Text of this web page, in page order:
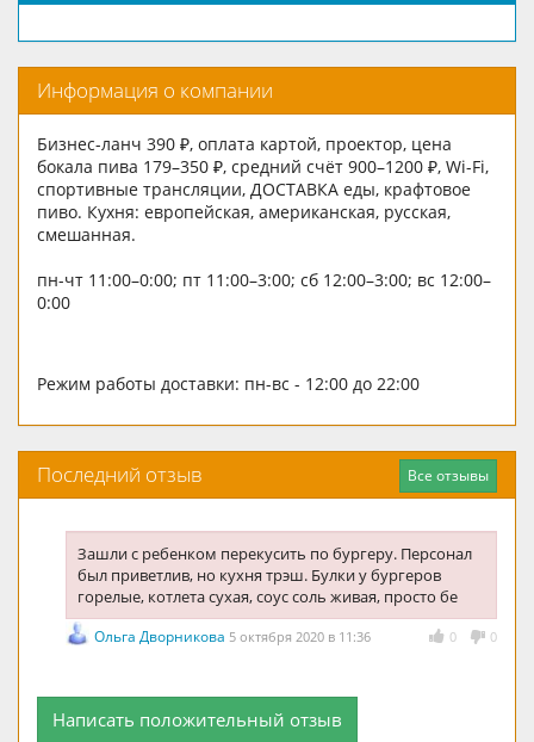
Информация о компании
Бизнес-ланч 390 ₽, оплата картой, проектор, цена
бокала пива 179–350 ₽, средний счёт 900–1200 ₽, Wi-Fi,
спортивные трансляции, ДОСТАВКА еды, крафтовое
пиво. Кухня: европейская, американская, русская,
смешанная.
пн-чт 11:00–0:00; пт 11:00–3:00; сб 12:00–3:00; вс 12:00–
0:00
Режим работы доставки: пн-вс - 12:00 до 22:00
Все отзывы
Последний отзыв
Зашли с ребенком перекусить по бургеру. Персонал
был приветлив, но кухня трэш. Булки у бургеров
горелые, котлета сухая, соус соль живая, просто бе
0 0
Ольга Дворникова 5 октября 2020 в 11:36
Написать положительный отзыв